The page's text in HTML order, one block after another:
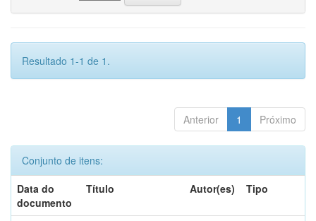
Resultado 1-1 de 1.
Anterior 1 Próximo
Conjunto de itens:
Data do
documento
Título Autor(es) Tipo